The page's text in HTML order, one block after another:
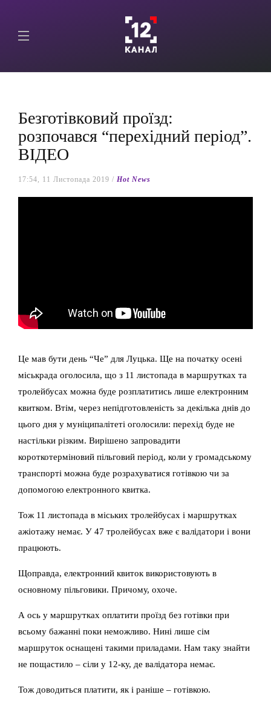
Безготівковий проїзд:
розпочався “перехідний період”.
ВІДЕО
17:54, 11 Листопада 2019 / Hot News
Це мав бути день “Че” для Луцька. Ще на початку осені
міськрада оголосила, що з 11 листопада в маршрутках та
тролейбусах можна буде розплатитись лише електронним
квитком. Втім, через непідготовленість за декілька днів до
цього дня у муніципалітеті оголосили: перехід буде не
настільки різким. Вирішено запровадити
короткотерміновий пільговий період, коли у громадському
транспорті можна буде розрахуватися готівкою чи за
допомогою електронного квитка.
Тож 11 листопада в міських тролейбусах і маршрутках
ажіотажу немає. У 47 тролейбусах вже є валідатори і вони
працюють.
Щоправда, електронний квиток використовують в
основному пільговики. Причому, охоче.
А ось у маршрутках оплатити проїзд без готівки при
всьому бажанні поки неможливо. Нині лише сім
маршруток оснащені такими приладами. Нам таку знайти
не пощастило – сіли у 12-ку, де валідатора немає.
Тож доводиться платити, як і раніше – готівкою.